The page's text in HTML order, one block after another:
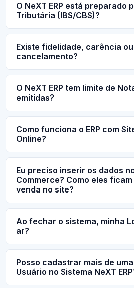
O NeXT ERP está preparado
Tributária (IBS/CBS)?
Existe fidelidade, carência
cancelamento?
O NeXT ERP tem limite de
emitidas?
Como funciona o ERP com
Online?
Eu preciso inserir os dados
Commerce? Como eles
venda no site?
Ao fechar o sistema, minha
ar?
Posso cadastrar mais de
Usuário no Sistema NeXT